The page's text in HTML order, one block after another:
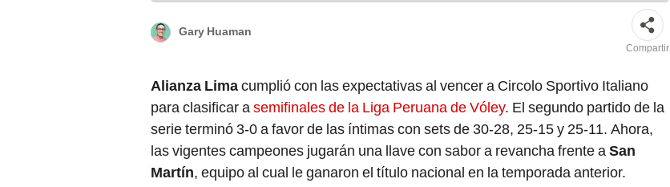
Gary Huaman
Compartir
Alianza Limacumplió con las expectativas al vencer a Circolo Sportivo Italiano
para clasificar asemifinales de la Liga Peruana de Vóley. El segundo partido de la
serie terminó 3-0 a favor de las íntimas con sets de 30-28, 25-15 y 25-11. Ahora,
las vigentes campeones jugarán una llave con sabor a revancha frente aSan
Martín, equipo al cual le ganaron el título nacional en la temporada anterior.